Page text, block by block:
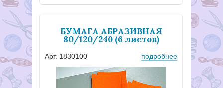
БУМАГА АБРАЗИВНАЯ
80/120/240 (6 листов)
Арт. 1830100 подробнее